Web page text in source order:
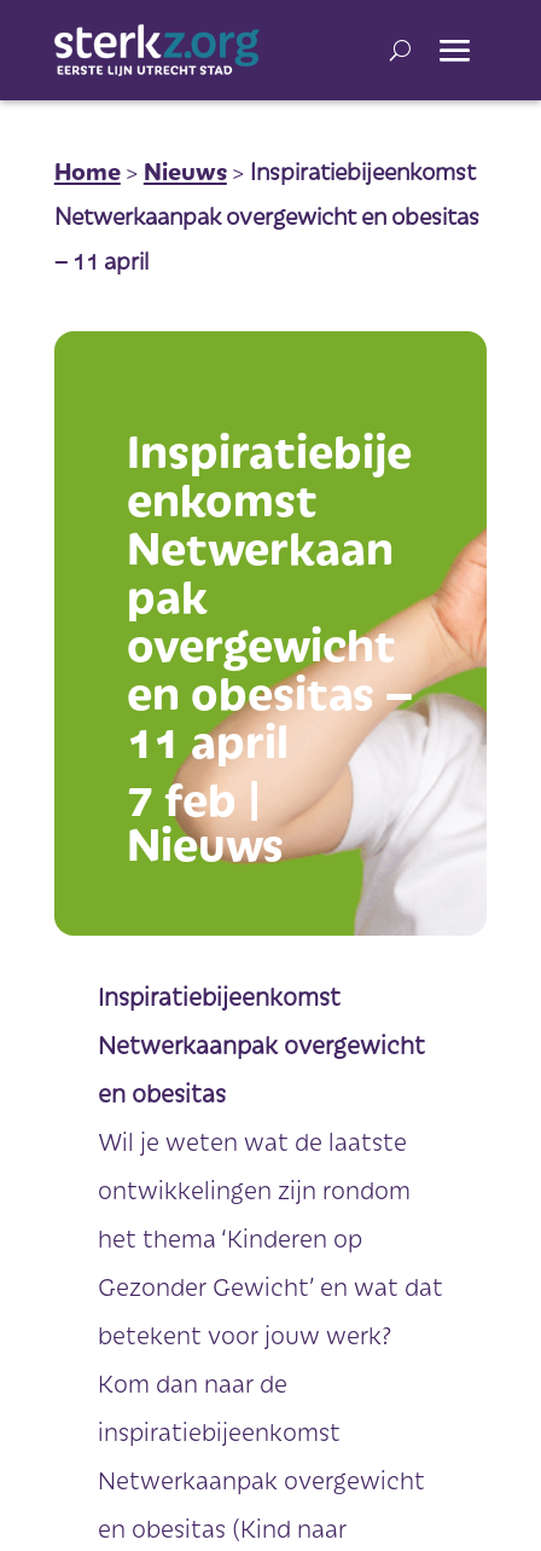
Home> Nieuws> Inspiratiebijeenkomst
Netwerkaanpak overgewicht en obesitas
– 11 april
Inspiratiebije
enkomst
Netwerkaan
pak
overgewicht
en obesitas –
11 april
7 feb |
Nieuws
Inspiratiebijeenkomst
Netwerkaanpak overgewicht
en obesitas
Wil je weten wat de laatste
ontwikkelingen zijn rondom
het thema ‘Kinderen op
Gezonder Gewicht’ en wat dat
betekent voor jouw werk?
Kom dan naar de
inspiratiebijeenkomst
Netwerkaanpak overgewicht
en obesitas (Kind naar